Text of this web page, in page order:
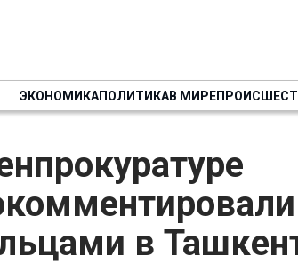
ЭКОНОМИКАПОЛИТИКАВ МИРЕ
в